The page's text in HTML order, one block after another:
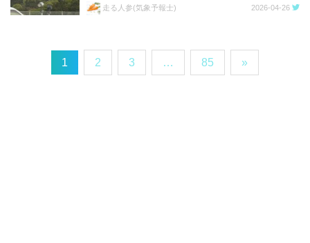
走る人参(気象予報士) 2026-04-26
1 2 3 … 85 »